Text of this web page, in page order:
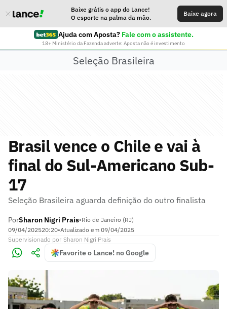
Baixe grátis o app do Lance!
O esporte na palma da mão.
Baixe agora
Ajuda com Aposta? Fale com o assistente.
18+ Ministério da Fazenda adverte: Aposta não é investimento
Seleção Brasileira
Brasil vence o Chile e vai à
final do Sul-Americano Sub-
17
Seleção Brasileira aguarda definição do outro finalista
PorSharon Nigri Prais•Rio de Janeiro (RJ)
09/04/202520:20•Atualizado em 09/04/2025
Supervisionado por Sharon Nigri Prais
Favorite o Lance! no Google